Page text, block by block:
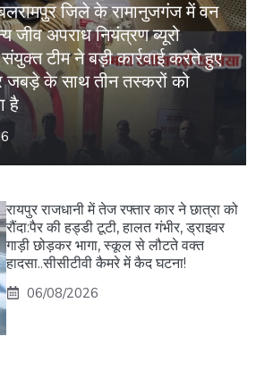
जिले के रामानुजगंज में वन
जीव अपराध नियंत्रण ब्यूरो
टीम ने बड़ी कार्रवाई करते हुए
जबड़े के साथ तीन तस्करों को
है
रायपुर राजधानी में तेज रफ्तार कार ने छात्रा को
रौंदा:पैर की हड्डी टूटी, हालत गंभीर, ड्राइवर
गाड़ी छोड़कर भागा, स्कूल से लौटते वक्त
हादसा..सीसीटीवी कैमरे में कैद घटना!
06/08/2026